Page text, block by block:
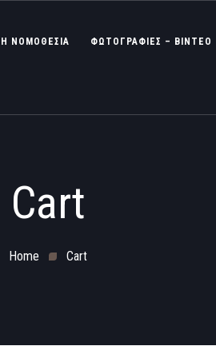
ΝΟΜΟΘΕΣΊΑ ΦΩΤΟΓΡΑΦΊΕΣ – ΒΊΝΤΕΟ
Cart
Home Cart